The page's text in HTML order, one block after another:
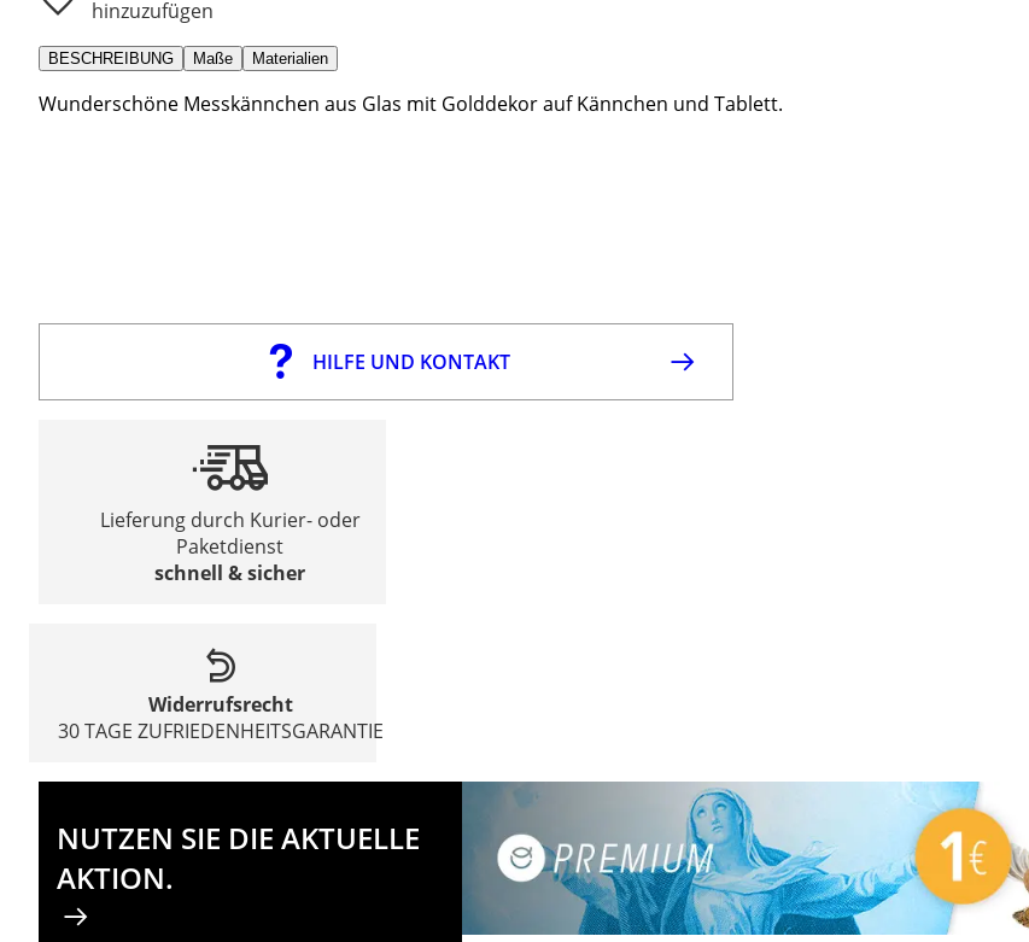
hinzuzufügen
BESCHREIBUNG Maße Materialien
Wunderschöne Messkännchen aus Glas mit Golddekor auf Kännchen und Tablett.
HILFE UND KONTAKT
Lieferung durch Kurier- oder
Paketdienst
schnell & sicher
Widerrufsrecht
30 TAGE ZUFRIEDENHEITSGARANTIE
NUTZEN SIE DIE AKTUELLE
AKTION.